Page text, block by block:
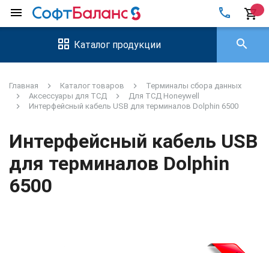
menu local_phone shopping_cart
Каталог продукции search
Главная Каталог товаров
Терминалы сбора данных
Аксессуары для ТСД
Для ТСД Honeywell
Интерфейсный кабель USB для терминалов Dolphin 6500
Интерфейсный кабель USB
для терминалов Dolphin
6500